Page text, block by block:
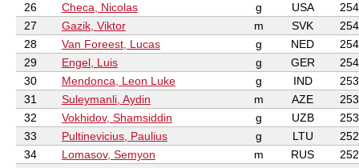
26
Checa, Nicolas g USA
27
Gazik, Viktor m SVK
28
Van Foreest, Lucas g NED
29
Engel, Luis g GER
30
Mendonca, Leon Luke g IND
31
Suleymanli, Aydin m AZE
32
Vokhidov, Shamsiddin g UZB
33
Pultinevicius, Paulius g LTU
34
Lomasov, Semyon m RUS